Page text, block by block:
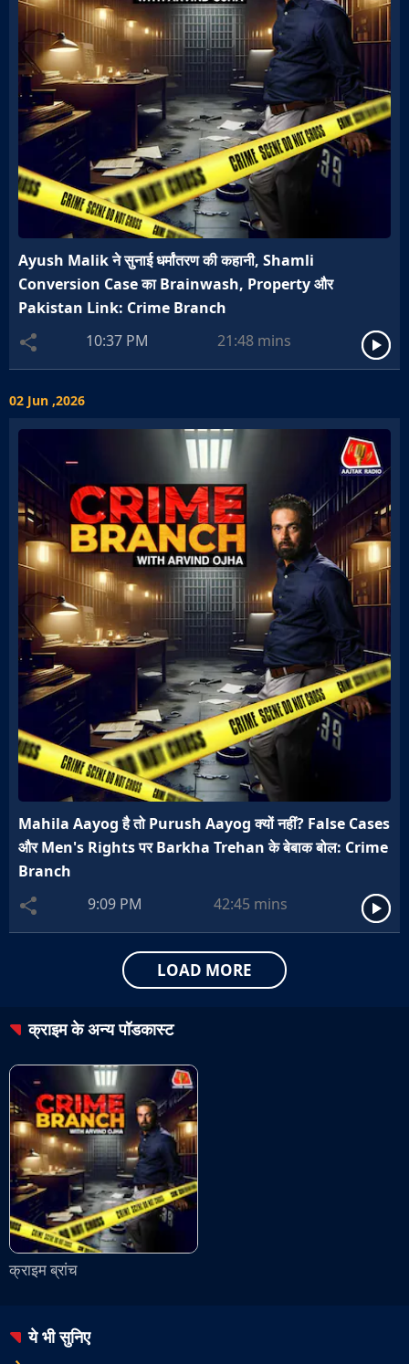
Ayush Malik ने सुनाई धर्मांतरण की कहानी, Shamli
Conversion Case का Brainwash, Property और
Pakistan Link: Crime Branch
10:37 PM
21:48mins
02 Jun ,2026
Mahila Aayog है तो Purush Aayog क्यों नहीं? False Cases
और Men's Rights पर Barkha Trehan के बेबाक बोल: Crime
Branch
9:09 PM
42:45 mins
LOAD MORE
क्राइमके अन्य पॉडकास्ट
क्राइम ब्रांच
ये भी सुनिए